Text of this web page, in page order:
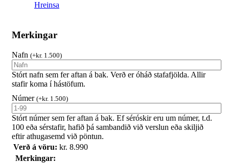
Hreinsa
Merkingar
Nafn (+kr. 1.500)
Stórt nafn sem fer aftan á bak. Verð er óháð stafafjölda. Allir
stafir koma í hástöfum.
Númer (+kr. 1.500)
Stórt númer sem fer aftan á bak. Ef séróskir eru um númer, t.d.
100 eða sérstafir, hafið þá sambandið við verslun eða skiljið
eftir athugasemd við pöntun.
Verð á vöru: kr. 8.990
Merkingar: